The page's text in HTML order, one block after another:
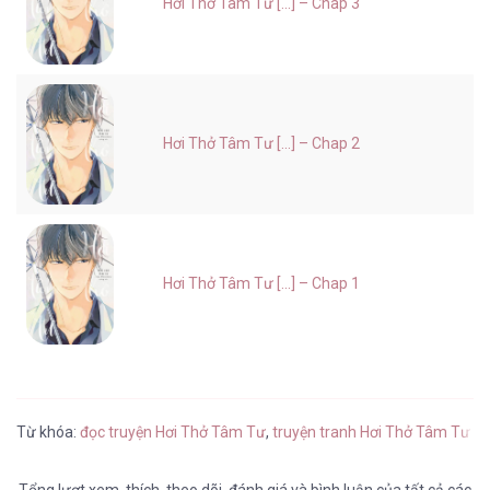
Hơi Thở Tâm Tư [...] – Chap 3
Hơi Thở Tâm Tư [...] – Chap 2
Hơi Thở Tâm Tư [...] – Chap 1
Từ khóa: đọc truyện Hơi Thở Tâm Tư, truyện tranh Hơi Thở Tâm Tư